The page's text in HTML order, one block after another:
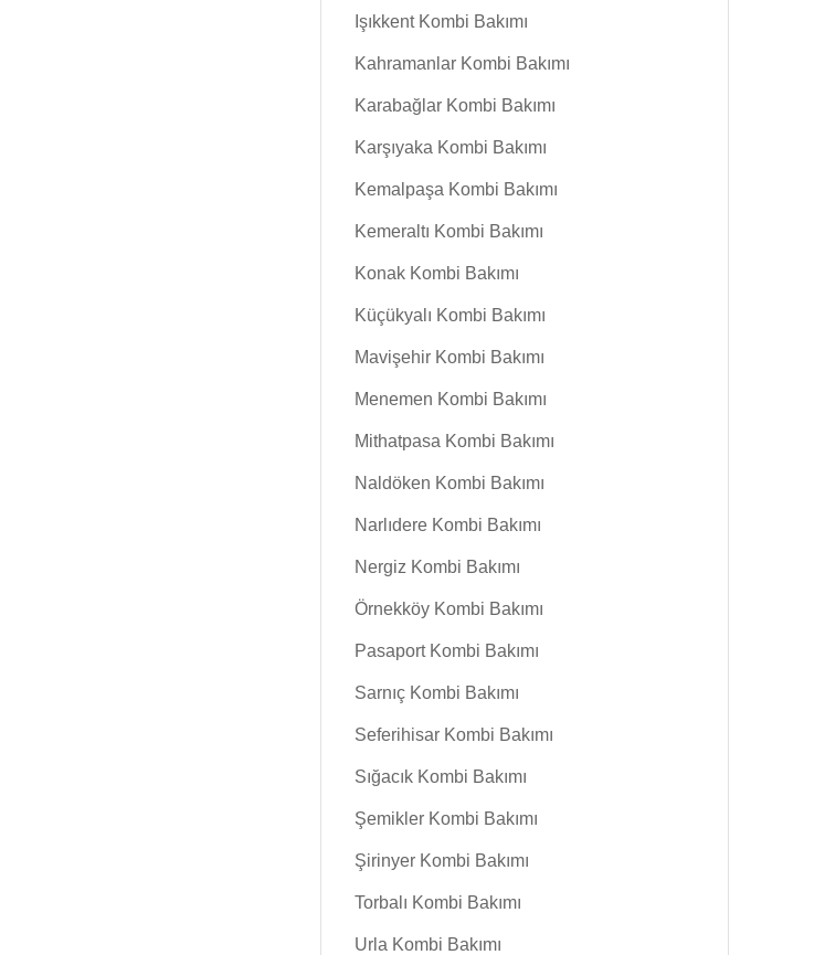
Işıkkent Kombi Bakımı
Kahramanlar Kombi Bakımı
Karabağlar Kombi Bakımı
Karşıyaka Kombi Bakımı
Kemalpaşa Kombi Bakımı
Kemeraltı Kombi Bakımı
Konak Kombi Bakımı
Küçükyalı Kombi Bakımı
Mavişehir Kombi Bakımı
Menemen Kombi Bakımı
Mithatpasa Kombi Bakımı
Naldöken Kombi Bakımı
Narlıdere Kombi Bakımı
Nergiz Kombi Bakımı
Örnekköy Kombi Bakımı
Pasaport Kombi Bakımı
Sarnıç Kombi Bakımı
Seferihisar Kombi Bakımı
Sığacık Kombi Bakımı
Şemikler Kombi Bakımı
Şirinyer Kombi Bakımı
Torbalı Kombi Bakımı
Urla Kombi Bakımı